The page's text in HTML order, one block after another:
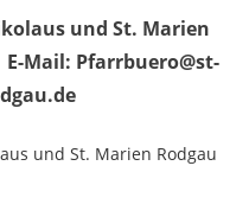
und St. Marien
E-Mail: Pfarrbuero@st-